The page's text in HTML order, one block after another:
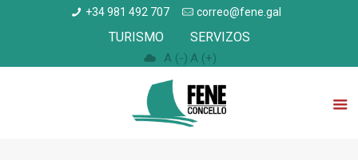
+34 981 492 707 correo@fene.gal
TURISMO SERVIZOS
A (-) A (+)